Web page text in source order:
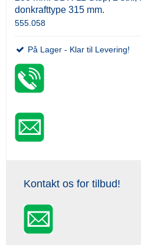
donkrafttype 315 mm.
555.058
På Lager - Klar til Levering!
Kontakt os for tilbud!